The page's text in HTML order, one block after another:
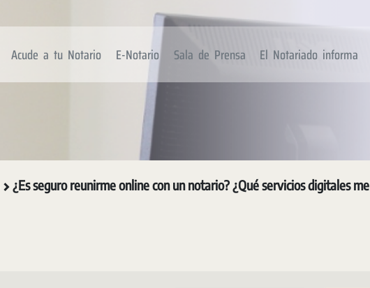
Acude a tu Notario E-Notario Sala de Prensa El Notariado informa
¿Es seguro reunirme online con un notario? ¿Qué servicios digitales me